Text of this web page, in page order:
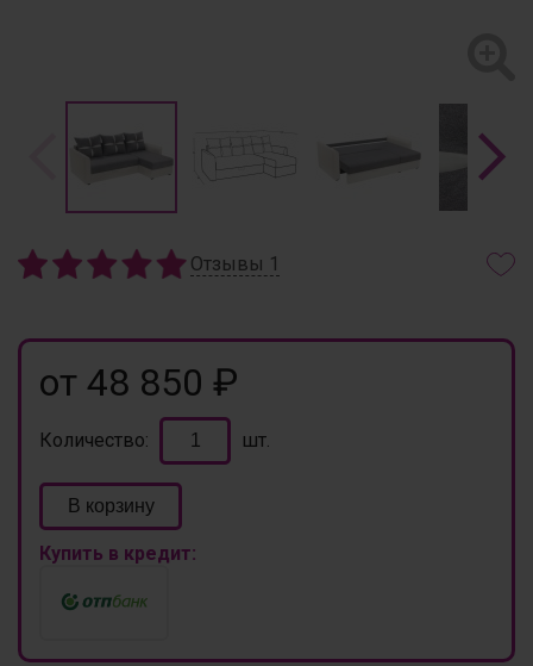
Отзывы 1
от 48 850 ₽
Количество: шт.
В корзину
Купить в кредит: